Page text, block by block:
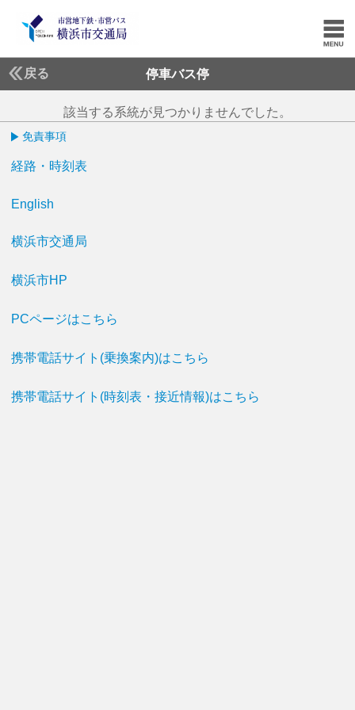
戻る 停車バス停
該当する系統が見つかりませんでした。
免責事項
経路・時刻表
English
横浜市交通局
横浜市HP
PCページはこちら
携帯電話サイト(乗換案内)はこちら
携帯電話サイト(時刻表・接近情報)はこちら